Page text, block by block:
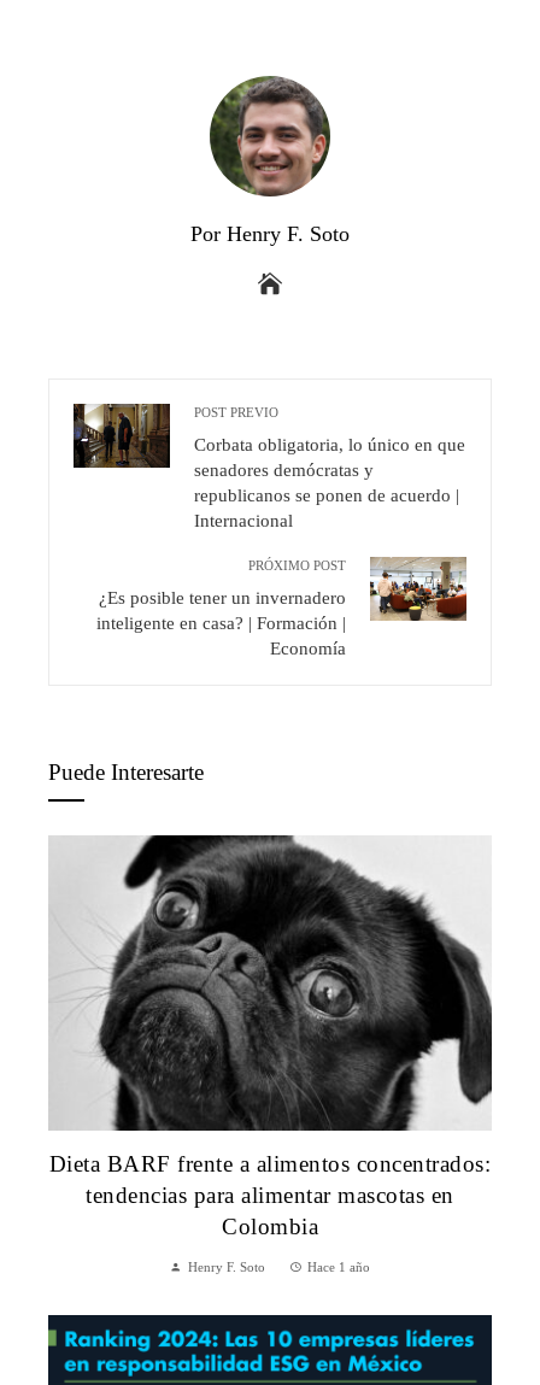
Por Henry F. Soto
POST PREVIO
Corbata obligatoria, lo único en que
senadores demócratas y
republicanos se ponen de acuerdo |
Internacional
PRÓXIMO POST
¿Es posible tener un invernadero
inteligente en casa? | Formación |
Economía
Puede Interesarte
Dieta BARF frente a alimentos concentrados:
tendencias para alimentar mascotas en
Colombia
Henry F. Soto Hace 1 año